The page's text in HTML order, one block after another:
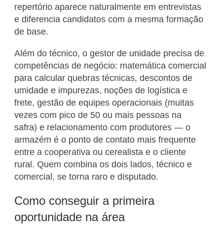
repertório aparece naturalmente em entrevistas
e diferencia candidatos com a mesma formação
de base.
Além do técnico, o gestor de unidade precisa de
competências de negócio: matemática comercial
para calcular quebras técnicas, descontos de
umidade e impurezas, noções de logística e
frete, gestão de equipes operacionais (muitas
vezes com pico de 50 ou mais pessoas na
safra) e relacionamento com produtores — o
armazém é o ponto de contato mais frequente
entre a cooperativa ou cerealista e o cliente
rural. Quem combina os dois lados, técnico e
comercial, se torna raro e disputado.
Como conseguir a primeira
oportunidade na área